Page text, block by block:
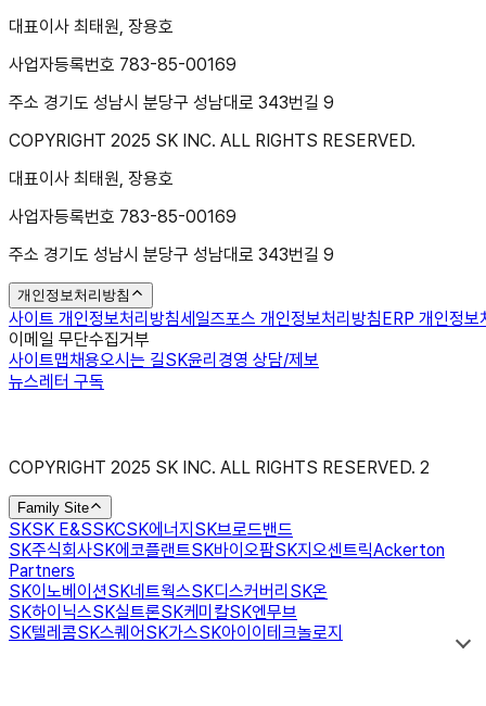
대표이사 최태원, 장용호
사업자등록번호 783-85-00169
주소 경기도 성남시 분당구 성남대로 343번길 9
COPYRIGHT 2025 SK INC. ALL RIGHTS RESERVED.
대표이사 최태원, 장용호
사업자등록번호 783-85-00169
주소 경기도 성남시 분당구 성남대로 343번길 9
개인정보처리방침
사이트 개인정보처리방침세일즈포스 개인정보처리방침ERP 개인정보
이메일 무단수집거부
사이트맵채용오시는 길SK윤리경영 상담/제보
뉴스레터 구독
COPYRIGHT 2025 SK INC. ALL RIGHTS RESERVED. 2
Family Site
SKSK E&SSKCSK에너지 SK브로드밴드
SK주식회사SK에코플랜트SK바이오팜SK지오센트릭Ackerton
Partners
SK이노베이션SK네트웍스SK디스커버리 SK온
SK하이닉스SK실트론SK케미칼SK엔무브
SK텔레콤SK스퀘어 SK가스SK아이이테크놀로지